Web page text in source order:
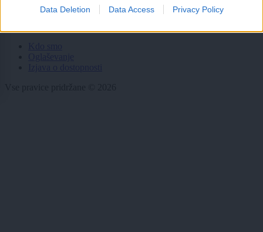
Data Deletion Data Access Privacy Policy